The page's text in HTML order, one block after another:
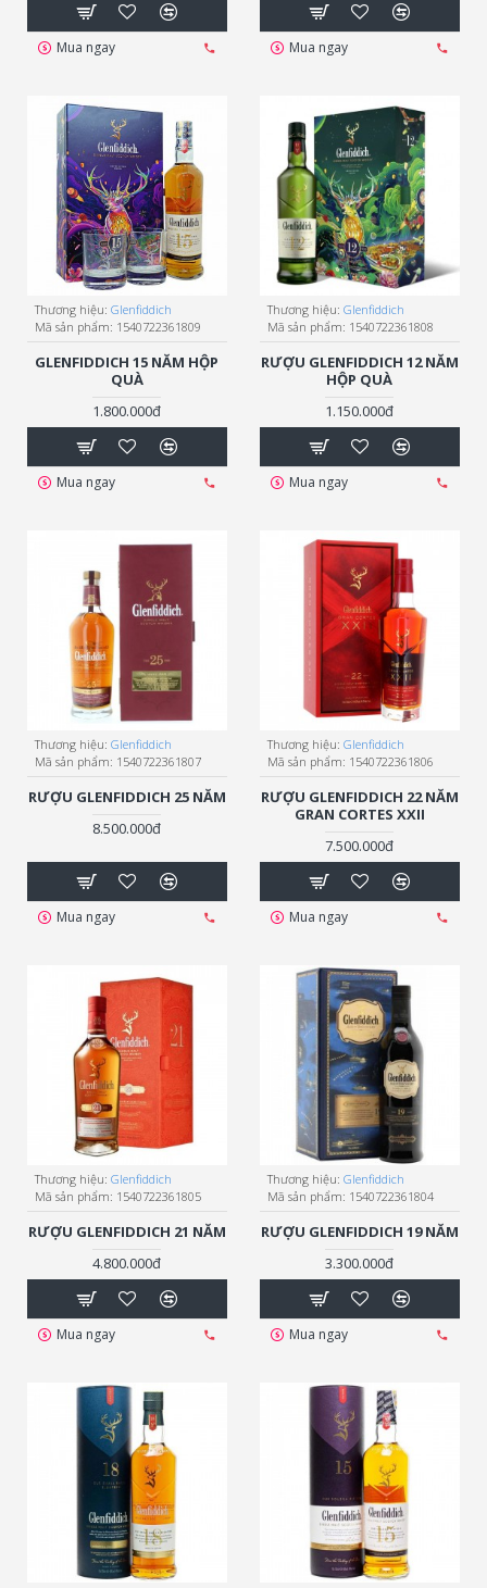
Mua ngay Mua ngay
Thương hiệu: Glenfiddich
Mã sản phẩm: 1540722361809
GLENFIDDICH 15 NĂM HỘP
QUÀ
1.800.000đ
Mua ngay
Thương hiệu: Glenfiddich
Mã sản phẩm: 1540722361808
RƯỢU GLENFIDDICH 12 NĂM
HỘP QUÀ
1.150.000đ
Mua ngay
Thương hiệu: Glenfiddich
Mã sản phẩm: 1540722361807
RƯỢU GLENFIDDICH 25 NĂM
8.500.000đ
Mua ngay
Thương hiệu: Glenfiddich
Mã sản phẩm: 1540722361806
RƯỢU GLENFIDDICH 22 NĂM
GRAN CORTES XXII
7.500.000đ
Mua ngay
Thương hiệu: Glenfiddich
Mã sản phẩm: 1540722361805
RƯỢU GLENFIDDICH 21 NĂM
4.800.000đ
Mua ngay
Thương hiệu: Glenfiddich
Mã sản phẩm: 1540722361804
RƯỢU GLENFIDDICH 19 NĂM
3.300.000đ
Mua ngay